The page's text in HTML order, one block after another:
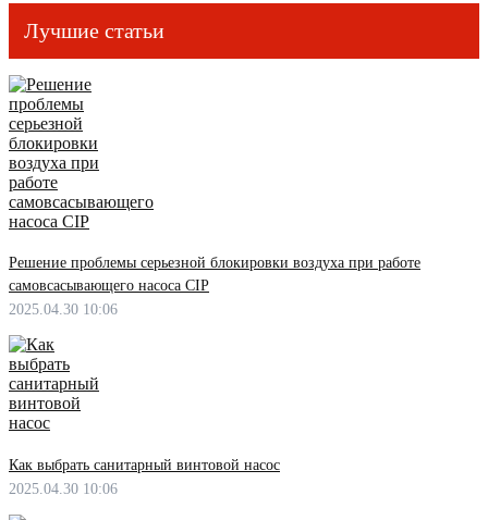
Лучшие статьи
Решение проблемы серьезной блокировки воздуха при работе
самовсасывающего насоса CIP
2025.04.30 10:06
Как выбрать санитарный винтовой насос
2025.04.30 10:06